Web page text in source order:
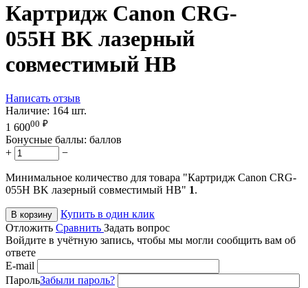
Картридж Canon CRG-
055H BK лазерный
совместимый HB
Написать отзыв
Наличие: 164 шт.
1 60000 ₽
Бонусные баллы: баллов
+
−
Минимальное количество для товара "Картридж Canon CRG-
055H BK лазерный совместимый HB" 1.
В корзину
Купить в один клик
Отложить Сравнить Задать вопрос
Войдите в учётную запись, чтобы мы могли сообщить вам об
ответе
E-mail
ПарольЗабыли пароль?